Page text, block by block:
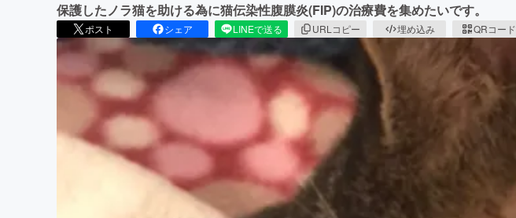
保護したノラ猫を助ける為に猫伝染性腹膜炎(FIP)の治療費を集めたいです。
ポスト シェア LINEで送る URLコピー 埋め込み QRコード